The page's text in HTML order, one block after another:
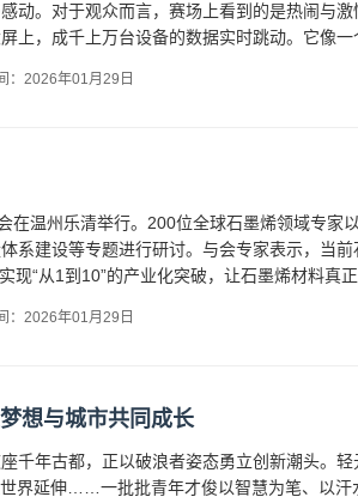
动。对于观众而言，赛场上看到的是热闹与
上，成千上万台设备的数据实时跳动。它像
：2026年01月29日
在温州乐清举行。200位全球石墨烯领域专家
系建设等专题进行研讨。与会专家表示，当
现“从1到10”的产业化突破，让石墨烯材料真
：2026年01月29日
想与城市共同成长
千年古都，正以破浪者姿态勇立创新潮头。
界延伸……一批批青年才俊以智慧为笔、以